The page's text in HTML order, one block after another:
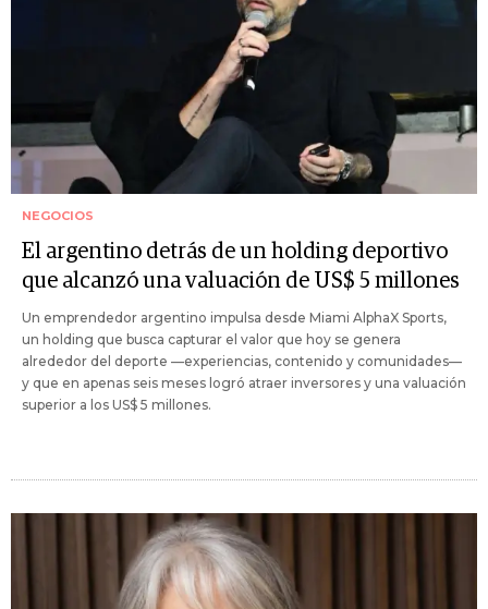
NEGOCIOS
El argentino detrás de un holding deportivo
que alcanzó una valuación de US$ 5 millones
Un emprendedor argentino impulsa desde Miami AlphaX Sports,
un holding que busca capturar el valor que hoy se genera
alrededor del deporte —experiencias, contenido y comunidades—
y que en apenas seis meses logró atraer inversores y una valuación
superior a los US$ 5 millones.